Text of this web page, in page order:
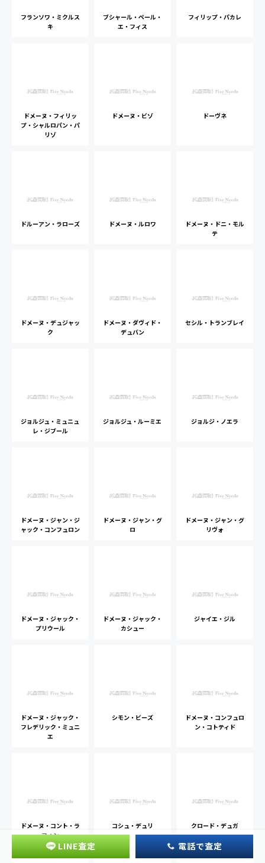
フランソワ・ミクルス
キ
ブシャール・ペール・
エ・フィス
フィリップ・パカレ
ドメーヌ・フィリッ
プ・シャルロパン・パ
リゾ
ドメーヌ・ビゾ ドーヴネ
ドルーアン・ラローズ ドメーヌ・ルロワ
ドメーヌ・ドニ・モル
テ
ドメーヌ・デュジャッ
ク
ドメーヌ・ダヴィド・
デュバン
セシル・トランブレイ
ジョルジュ・ミュニュ
レ・ジブール
ジョルジュ・ルーミエ ジョルジ・ノエラ
ドメーヌ・ジャン・ジ
ャック・コンフュロン
ドメーヌ・ジャン・グ
ロ
ドメーヌ・ジャン・グ
リヴォ
ドメーヌ・ジャック・
プリウール
ドメーヌ・ジャック・
カシュー
ジャイエ・ジル
ドメーヌ・ジャック・
フレデリック・ミュニ
エ
シモン・ビーズ
ドメーヌ・コンフュロ
ン・コトティド
ドメーヌ・コント・ラ
フォン
コシュ・デュリ クロード・デュガ
LINE査定 電話で査定